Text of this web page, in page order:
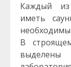
Каждый
иметь
В